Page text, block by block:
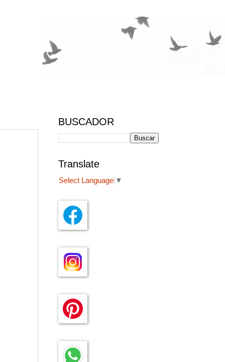
BUSCADOR
Translate
Select Language ▼